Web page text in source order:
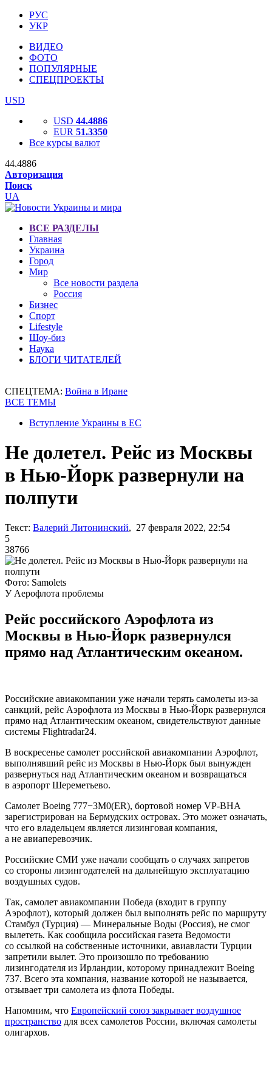
РУС
УКР
ВИДЕО
ФОТО
ПОПУЛЯРНЫЕ
СПЕЦПРОЕКТЫ
USD
USD 44.4886
EUR 51.3350
Все курсы валют
44.4886
Авторизация
Поиск
UA
ВСЕ РАЗДЕЛЫ
Главная
Украина
Город
Мир
Все новости раздела
Россия
Бизнес
Спорт
Lifestyle
Шоу-биз
Наука
БЛОГИ ЧИТАТЕЛЕЙ
СПЕЦТЕМА: Война в Иране
ВСЕ ТЕМЫ
Вступление Украины в ЕС
Не долетел. Рейс из Москвы
в Нью-Йорк развернули на
полпути
Текст: Валерий Литонинский, 27 февраля 2022, 22:54
5
38766
Фото: Samolets
У Аерофлота проблемы
Рейс российского Аэрофлота из
Москвы в Нью-Йорк развернулся
прямо над Атлантическим океаном.
Российские авиакомпании уже начали терять самолеты из-за
санкций, рейс Аэрофлота из Москвы в Нью-Йорк развернулся
прямо над Атлантическим океаном, свидетельствуют данные
системы Flightradar24.
В воскресенье самолет российской авиакомпании Аэрофлот,
выполнявший рейс из Москвы в Нью-Йорк был вынужден
развернуться над Атлантическим океаном и возвращаться
в аэропорт Шереметьево.
Самолет Boeing 777−3M0(ER), бортовой номер VP-BHA
зарегистрирован на Бермудских островах. Это может означать,
что его владельцем является лизинговая компания,
а не авиаперевозчик.
Российские СМИ уже начали сообщать о случаях запретов
со стороны лизингодателей на дальнейшую эксплуатацию
воздушных судов.
Так, самолет авиакомпании Победа (входит в группу
Аэрофлот), который должен был выполнять рейс по маршруту
Стамбул (Турция) — Минеральные Воды (Россия), не смог
вылететь. Как сообщила российская газета Ведомости
со ссылкой на собственные источники, авиавласти Турции
запретили вылет. Это произошло по требованию
лизингодателя из Ирландии, которому принадлежит Boeing
737. Всего эта компания, название которой не называется,
отзывает три самолета из флота Победы.
Напомним, что Европейский союз закрывает воздушное
пространство для всех самолетов России, включая самолеты
олигархов.